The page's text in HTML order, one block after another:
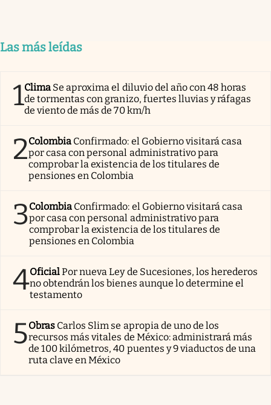
Las más leídas
1Clima Se aproxima el diluvio del año con 48 horas
de tormentas con granizo, fuertes lluvias y ráfagas
de viento de más de 70 km/h
2Colombia Confirmado: el Gobierno visitará casa
por casa con personal administrativo para
comprobar la existencia de los titulares de
pensiones en Colombia
3Colombia Confirmado: el Gobierno visitará casa
por casa con personal administrativo para
comprobar la existencia de los titulares de
pensiones en Colombia
4OficialPor nueva Ley de Sucesiones, los herederos
no obtendrán los bienes aunque lo determine el
testamento
5Obras Carlos Slim se apropia de uno de los
recursos más vitales de México: administrará más
de 100 kilómetros, 40 puentes y 9 viaductos de una
ruta clave en México